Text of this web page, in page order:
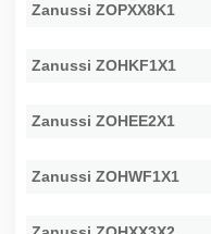
Zanussi ZOPXX8K1
Zanussi ZOHKF1X1
Zanussi ZOHEE2X1
Zanussi ZOHWF1X1